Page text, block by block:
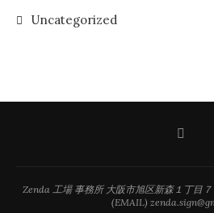
Uncategorized
Zenda 工場 事務所 大阪市旭区新森１丁目
(EMAIL)